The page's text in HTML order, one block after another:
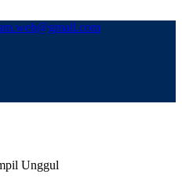
Unggul